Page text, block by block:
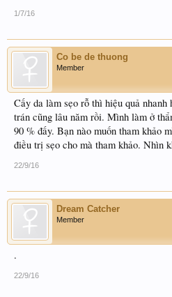
1/7/16
Co be de thuong
Member
Cấy da làm sẹo rỗ thì hiệu quả nhanh
trán cũng lâu năm rồi. Mình làm ở
90 % đấy. Bạn nào muốn tham khảo
điều trị sẹo cho mà tham khảo. Nhìn
22/9/16
Dream Catcher
Member
.
22/9/16